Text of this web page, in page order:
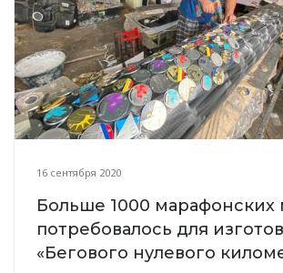
16 сентября 2020
Больше 1000 марафонских
потребовалось для
«Бегового нулевого